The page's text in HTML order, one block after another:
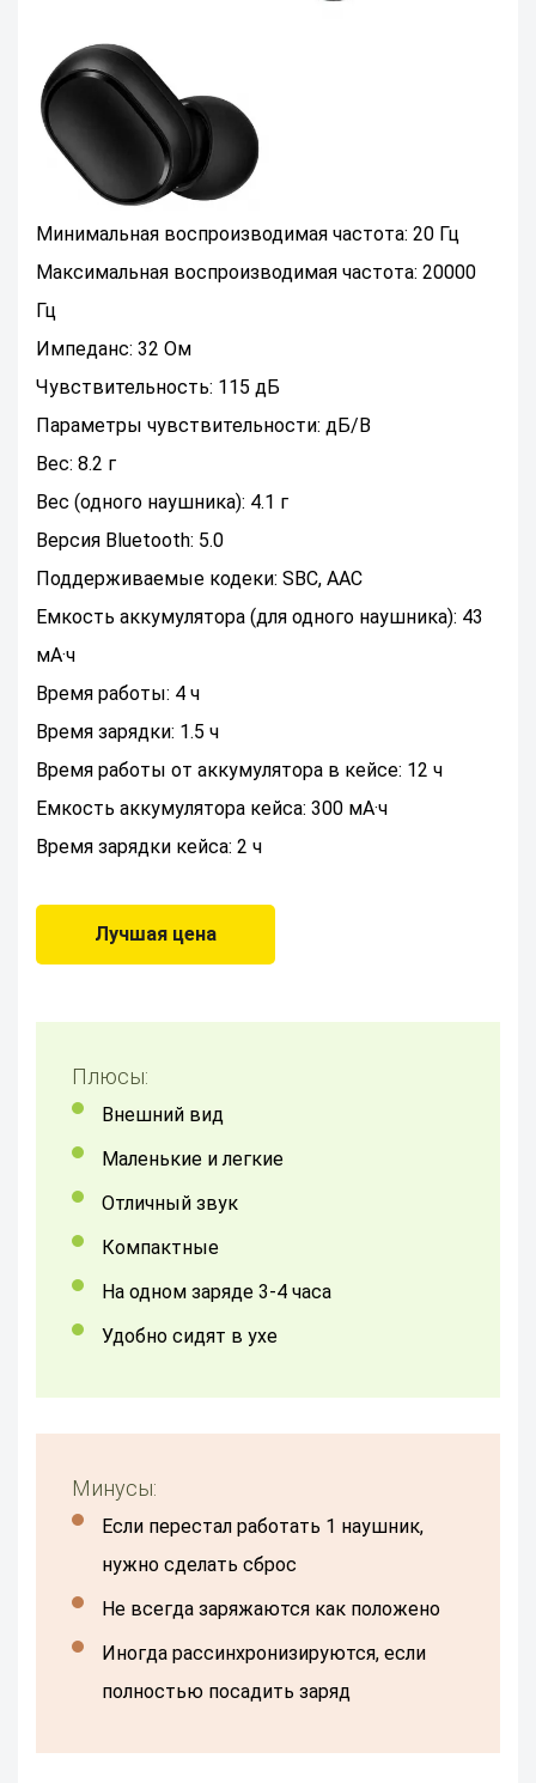
Минимальная воспроизводимая частота: 20 Гц
Максимальная воспроизводимая частота: 20000
Гц
Импеданс: 32 Ом
Чувствительность: 115 дБ
Параметры чувствительности: дБ/В
Вес: 8.2 г
Вес (одного наушника): 4.1 г
Версия Bluetooth: 5.0
Поддерживаемые кодеки: SBC, AAC
Емкость аккумулятора (для одного наушника): 43
мА·ч
Время работы: 4 ч
Время зарядки: 1.5 ч
Время работы от аккумулятора в кейсе: 12 ч
Емкость аккумулятора кейса: 300 мА·ч
Время зарядки кейса: 2 ч
Лучшая цена
Плюсы:
Внешний вид
Маленькие и легкие
Отличный звук
Компактные
На одном заряде 3-4 часа
Удобно сидят в ухе
Минусы:
Если перестал работать 1 наушник,
нужно сделать сброс
Не всегда заряжаются как положено
Иногда рассинхронизируются, если
полностью посадить заряд